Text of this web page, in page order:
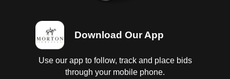
Download Our App
Use our app to follow, track and place bids
through your mobile phone.